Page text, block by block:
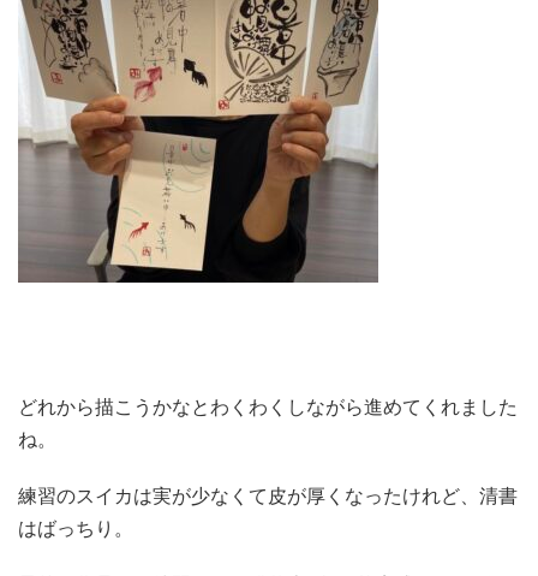
どれから描こうかなとわくわくしながら進めてくれました
ね。
練習のスイカは実が少なくて皮が厚くなったけれど、清書
はばっちり。